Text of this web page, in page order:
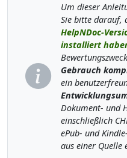
Um dieser
Sie bitte darauf,
HelpNDoc-
installiert
Gebrauch
ein
Dokument- und
einschließlich
ePub- und
aus einer Quelle